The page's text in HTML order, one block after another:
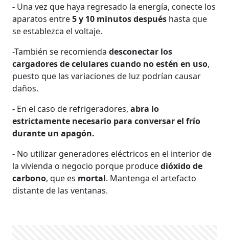
- Una vez que haya regresado la energía, conecte los
aparatos entre5 y 10 minutos después hasta que
se establezca el voltaje.
-También se recomiendadesconectar los
cargadores de celulares cuando no estén en uso,
puesto que las variaciones de luz podrían causar
daños.
- En el caso de refrigeradores,abra lo
estrictamente necesario para conversar el frío
durante un apagón.
- No utilizar generadores eléctricos en el interior de
la vivienda o negocio porque producedióxido de
carbono, que es mortal. Mantenga el artefacto
distante de las ventanas.